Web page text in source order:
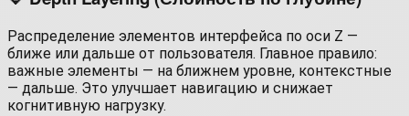
Распределение элементов интерфейса по оси Z —
ближе или дальше от пользователя. Главное правило:
важные элементы — на ближнем уровне, контекстные
— дальше. Это улучшает навигацию и снижает
когнитивную нагрузку.